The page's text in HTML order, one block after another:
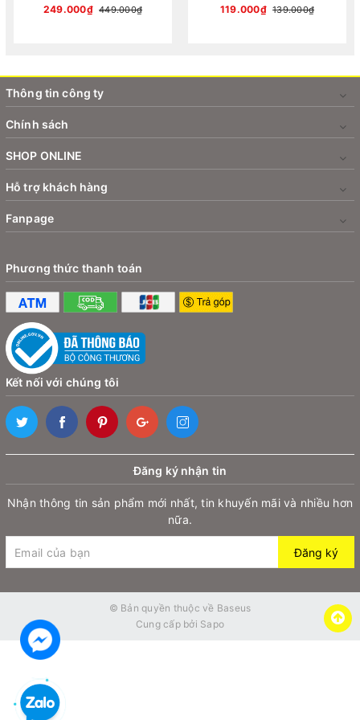
*Baseus Otaku Life Rotary Adjustment Lazy
Holder Pro (Kẹp điện thoại và iPad)
1. Baseus Unlimited Adjustment Lazy Phone
Holder
- Phiên bản này được thiết kế dành riêng cho điện thoại
di động. Baseus Unlimited Adjustment Lazy Phone
Holder nổi bật với khả năng điều chỉnh linh hoạt theo
mọi góc độ. Người dùng có thể dễ dàng thay đổi hướng
Wireless Charger 2.5W
249.000₫ 449.000₫
100W (Fast Charging Data Cable)
119.000₫ 139.000₫
Thông tin công ty
Chính sách
SHOP ONLINE
Hỗ trợ khách hàng
Fanpage
Phương thức thanh toán
Kết nối với chúng tôi
Đăng ký nhận tin
Nhận thông tin sản phẩm mới nhất, tin khuyến mãi và nhiều hơn
nữa.
Đăng ký
© Bản quyền thuộc về Baseus
Cung cấp bởi Sapo